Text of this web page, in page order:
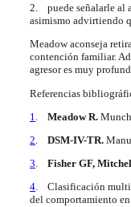
2. puede señalarle al
asimismo advirtiendo
Meadow aconseja
contención familiar.
agresor es muy
Referencias
1
Meadow R.
2. DSM-IV-TR.
3. Fisher GF,
4. Clasificación
del comportamiento